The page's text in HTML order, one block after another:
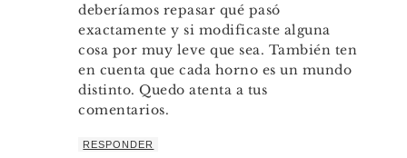
deberíamos repasar qué pasó
exactamente y si modificaste alguna
cosa por muy leve que sea. También ten
en cuenta que cada horno es un mundo
distinto. Quedo atenta a tus
comentarios.
RESPONDER